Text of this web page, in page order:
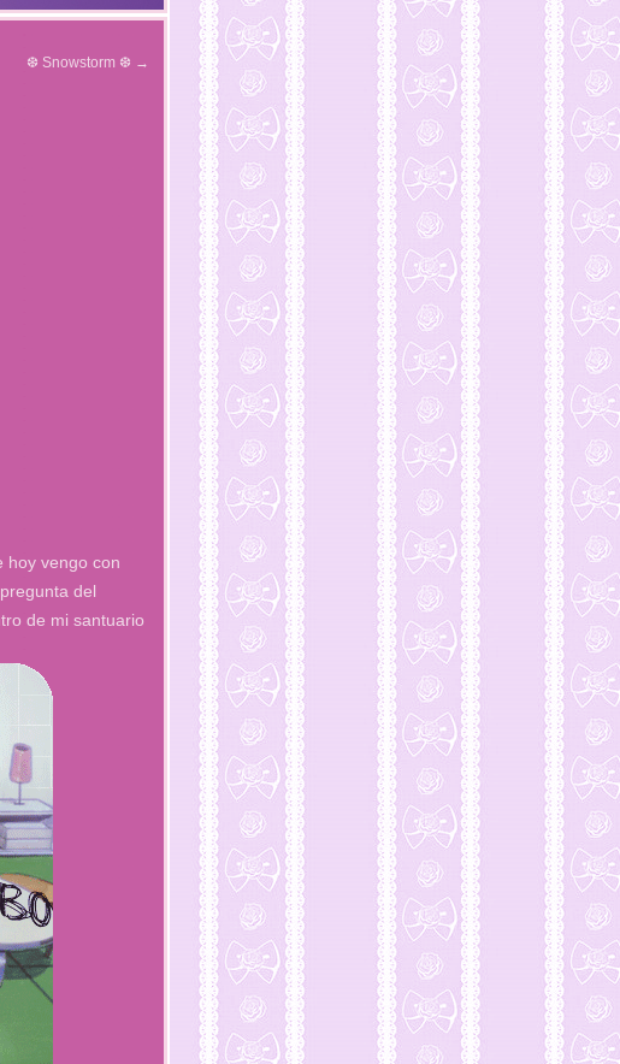
❆ Snowstorm ❆ →
hoy vengo con
del
de mi santuario